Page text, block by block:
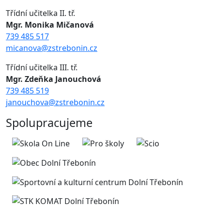
Třídní učitelka II. tř.
Mgr. Monika Mičanová
739 485 517
micanova@zstrebonin.cz
Třídní učitelka III. tř.
Mgr. Zdeňka Janouchová
739 485 519
janouchova@zstrebonin.cz
Spolupracujeme